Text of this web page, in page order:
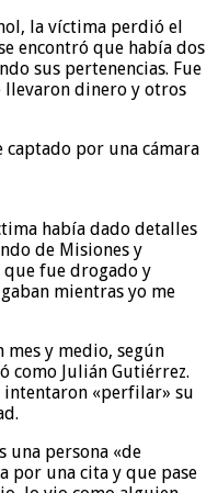
la víctima perdió el
encontró que había dos
sus pertenencias. Fue
llevaron dinero y otros
captado por una cámara
había dado detalles
de Misiones y
fue drogado y
mientras yo me
mes y medio, según
como Julián Gutiérrez.
intentaron «perfilar» su
una persona «de
por una cita y que pase